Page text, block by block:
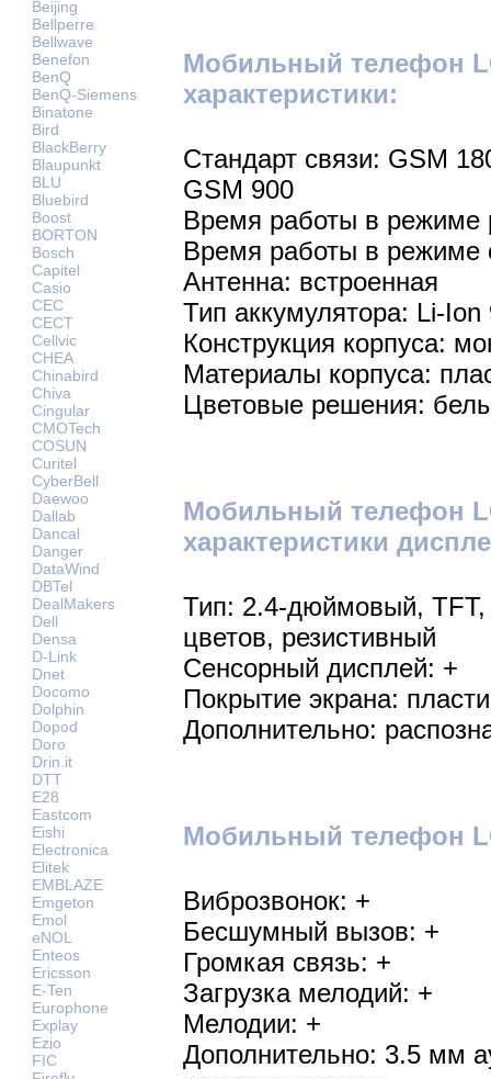
Beijing
Bellperre
Bellwave
Benefon
BenQ
BenQ-Siemens
Binatone
Bird
BlackBerry
Blaupunkt
BLU
Bluebird
Boost
BORTON
Bosch
Capitel
Casio
CEC
CECT
Cellvic
CHEA
Chinabird
Chiva
Cingular
CMOTech
COSUN
Curitel
CyberBell
Daewoo
Dallab
Dancal
Danger
DataWind
DBTel
DealMakers
Dell
Densa
D-Link
Dnet
Docomo
Dolphin
Dopod
Doro
Drin.it
DTT
E28
Eastcom
Eishi
Electronica
Elitek
EMBLAZE
Emgeton
Emol
eNOL
Enteos
Ericsson
E-Ten
Europhone
Explay
Ezio
FIC
Мобильный телефон
характеристики:
Стандарт связи: GSM
GSM 900
Время работы в режиме
Время работы в режиме
Антенна: встроенная
Тип аккумулятора: Li-
Конструкция корпуса:
Материалы корпуса:
Цветовые решения:
Мобильный телефон
характеристики
Тип: 2.4-дюймовый, TFT,
цветов, резистивный
Сенсорный дисплей: +
Покрытие экрана:
Дополнительно:
Мобильный телефон
Виброзвонок: +
Бесшумный вызов: +
Громкая связь: +
Загрузка мелодий: +
Мелодии: +
Дополнительно: 3.5 мм